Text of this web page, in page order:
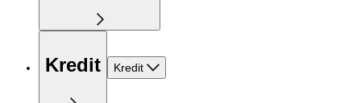
Kredit Kredit